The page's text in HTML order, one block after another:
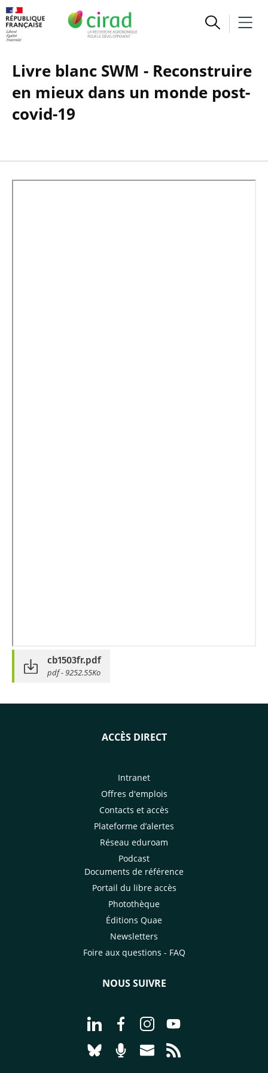
Livre blanc SWM - Reconstruire
en mieux dans un monde post-
covid-19
cb1503fr.pdf
pdf - 9252.55Ko
ACCÈS DIRECT
Intranet
Offres d'emplois
Contacts et accès
Plateforme d’alertes
Réseau eduroam
Podcast
Documents de référence
Portail du libre accès
Photothèque
Éditions Quae
Newsletters
Foire aux questions - FAQ
NOUS SUIVRE
Aller à la page Nous suivre sur
Aller à la page Nous suivre sur
Aller à la page Nous
Aller à la page
Aller à la page Nous suivre sur
Aller à la page Nourrir le
Aller à la page Nous